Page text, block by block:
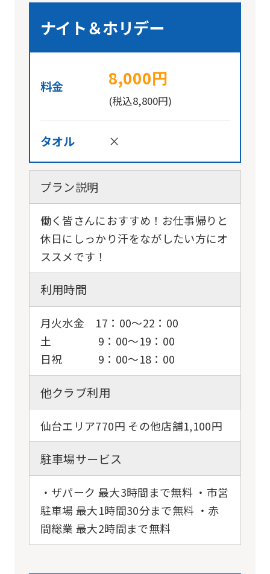
ナイト＆ホリデー
料金 8,000円
(税込8,800円)
タオル ×
プラン説明
働く皆さんにおすすめ！お仕事帰りと
休日にしっかり汗をながしたい方にオ
ススメです！
利用時間
月火水金 17：00〜22：00
土 9：00〜19：00
日祝 9：00〜18：00
他クラブ利用
仙台エリア770円 その他店舗1,100円
駐車場サービス
・ザパーク 最大3時間まで無料 ・市営
駐車場 最大1時間30分まで無料 ・赤
間総業 最大2時間まで無料